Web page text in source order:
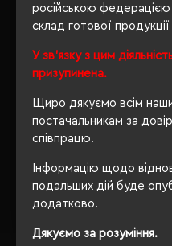
російською
склад готової
У зв'язку з цим
призупинена.
Щиро дякуємо всім
постачальникам за
співпрацю.
Інформацію щодо
подальших дій буде
додатково.
Дякуємо за розуміння.